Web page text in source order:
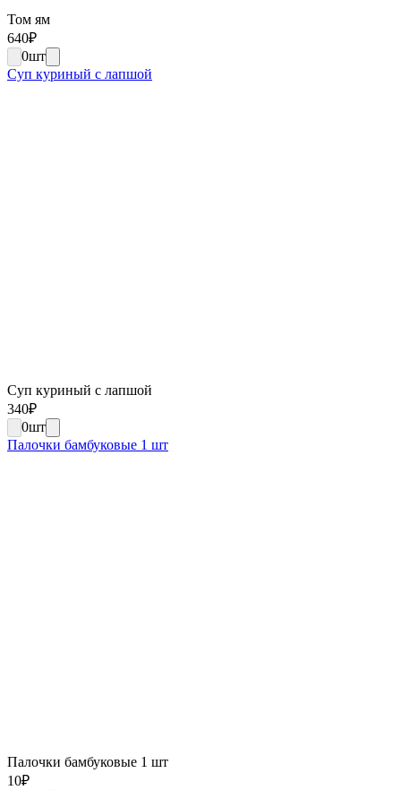
Том ям
640₽
0шт
Суп куриный с лапшой
Суп куриный с лапшой
340₽
0шт
Палочки бамбуковые 1 шт
Палочки бамбуковые 1 шт
10₽